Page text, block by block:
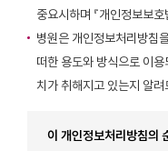
중요시하며 『개인정보보
병원은 개인정보처리방침
떠한 용도와 방식으로 이
치가 취해지고 있는지 알려
이 개인정보처리방침의